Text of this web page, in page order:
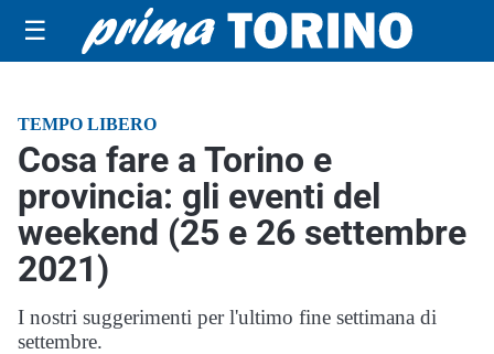
☰
TEMPO LIBERO
Cosa fare a Torino e
provincia: gli eventi del
weekend (25 e 26 settembre
2021)
I nostri suggerimenti per l'ultimo fine settimana di
settembre.